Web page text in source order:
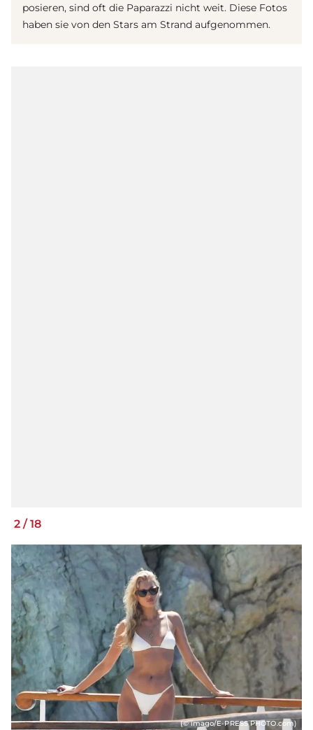
posieren, sind oft die Paparazzi nicht weit. Diese Fotos
haben sie von den Stars am Strand aufgenommen.
2 /18
(© imago/E-PRESS PHOTO.com)